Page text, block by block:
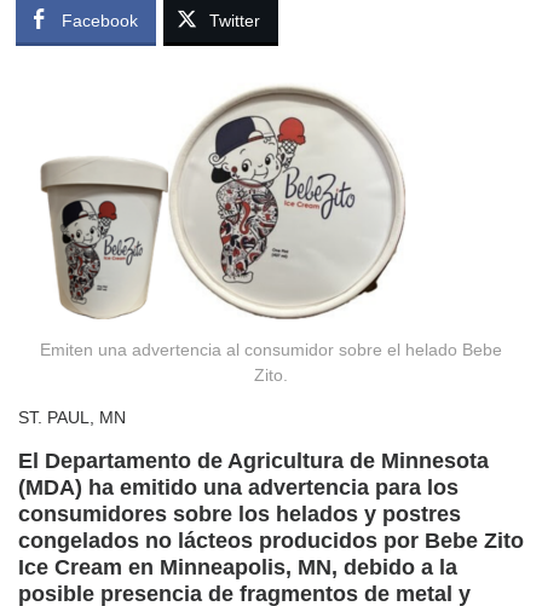
Facebook
Twitter
Emiten una advertencia al consumidor sobre el helado Bebe
Zito.
ST. PAUL, MN
El Departamento de Agricultura de Minnesota
(MDA) ha emitido una advertencia para los
consumidores sobre los helados y postres
congelados no lácteos producidos por Bebe Zito
Ice Cream en Minneapolis, MN, debido a la
posible presencia de fragmentos de metal y